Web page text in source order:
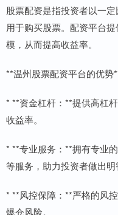
股票配资是指投资者以一
用于购买股票。配资平台
模，从而提高收益率。
**温州股票配资平台的优势
* **资金杠杆：**提供高杠
收益率。
* **专业服务：**拥有专业
等服务，助力投资者做出明
* **风控保障：**严格的风
爆仓风险。